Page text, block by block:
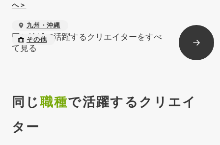
へ＞
九州・沖縄
その他
同じ地域で活躍するクリエイターをすべ
て見る
同じ 職種で活躍するクリエイ
ター